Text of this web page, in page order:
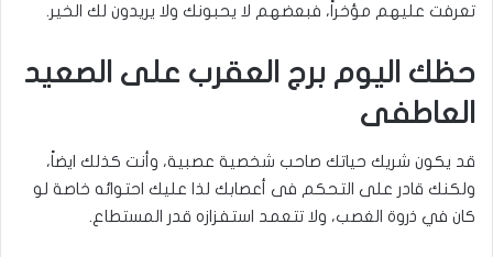
تعرفت عليهم مؤخراً، فبعضهم لا يحبونك ولا يريدون لك الخير.
حظك اليوم برج العقرب على الصعيد
العاطفى
قد يكون شريك حياتك صاحب شخصية عصبية، وأنت كذلك ايضاً،
ولكنك قادر على التحكم فى أعصابك لذا عليك احتوائه خاصة لو
كان في ذروة الغصب، ولا تتعمد استفزازه قدر المستطاع.